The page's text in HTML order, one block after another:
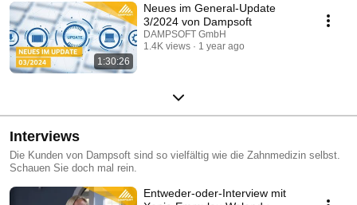
1:30:26
Neues im General-Update
3/2024 von Dampsoft
DAMPSOFT GmbH
1.4K views
1 year ago
Interviews
Die Kunden von Dampsoft sind so vielfältig wie die Zahnmedizin selbst.
Schauen Sie doch mal rein.
Entweder-oder-Interview mit